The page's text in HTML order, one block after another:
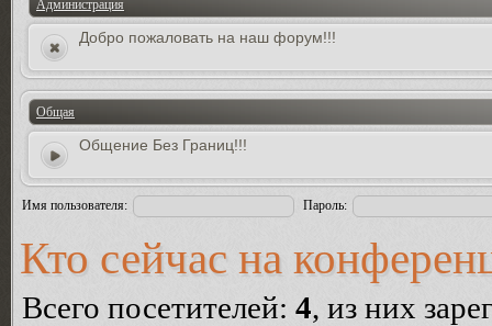
Администрация
Добро пожаловать на наш форум!!!
Общая
Общение Без Границ!!!
Имя пользователя: Пароль:
Кто сейчас на
Всего посетителей: 4, из них